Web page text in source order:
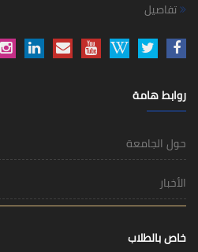
تفاصيل
روابط هامة
حول الجامعة
الأخبار
خاص بالطلاب